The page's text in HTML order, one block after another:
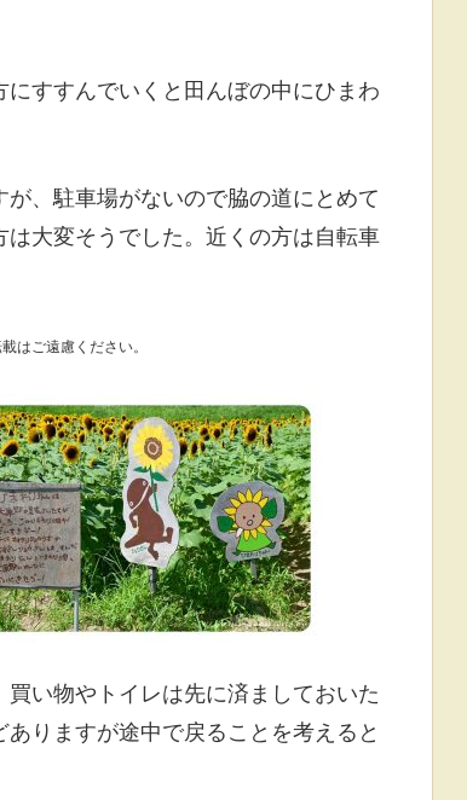
すすんでいくと田んぼの中にひまわ
、駐車場がないので脇の道にとめて
大変そうでした。近くの方は自転車
はご遠慮ください。
い物やトイレは先に済ましておいた
りますが途中で戻ることを考えると